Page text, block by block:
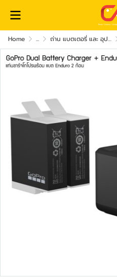
Home ... ถ่าน แบตเตอรี่ และ อุปกรณ์ชาร์จไฟ